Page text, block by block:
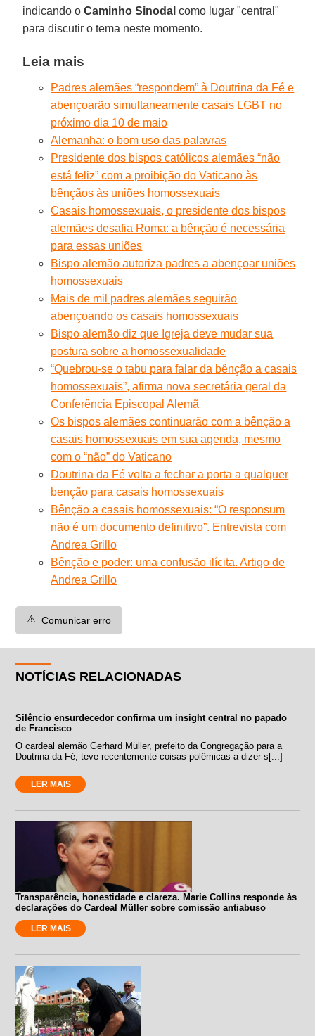
indicando oCaminho Sinodal como lugar "central"
para discutir o tema neste momento.
Leia mais
Padres alemães “respondem” à Doutrina da Fé e
abençoarão simultaneamente casais LGBT no
próximo dia 10 de maio
Alemanha: o bom uso das palavras
Presidente dos bispos católicos alemães “não
está feliz” com a proibição do Vaticano às
bênçãos às uniões homossexuais
Casais homossexuais, o presidente dos bispos
alemães desafia Roma: a bênção é necessária
para essas uniões
Bispo alemão autoriza padres a abençoar uniões
homossexuais
Mais de mil padres alemães seguirão
abençoando os casais homossexuais
Bispo alemão diz que Igreja deve mudar sua
postura sobre a homossexualidade
“Quebrou-se o tabu para falar da bênção a casais
homossexuais”, afirma nova secretária geral da
Conferência Episcopal Alemã
Os bispos alemães continuarão com a bênção a
casais homossexuais em sua agenda, mesmo
com o “não” do Vaticano
Doutrina da Fé volta a fechar a porta a qualquer
benção para casais homossexuais
Bênção a casais homossexuais: “O responsum
não é um documento definitivo”. Entrevista com
Andrea Grillo
Bênção e poder: uma confusão ilícita. Artigo de
Andrea Grillo
⚠️ Comunicar erro
NOTÍCIAS RELACIONADAS
Silêncio ensurdecedor confirma um insight central no papado
de Francisco
O cardeal alemão Gerhard Müller, prefeito da Congregação para a
Doutrina da Fé, teve recentemente coisas polêmicas a dizer s[...]
LER MAIS
Transparência, honestidade e clareza. Marie Collins responde às
declarações do Cardeal Müller sobre comissão antiabuso
LER MAIS